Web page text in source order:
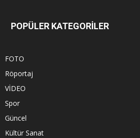
POPÜLER KATEGORİLER
FOTO
Röportaj
VİDEO
Spor
Güncel
Kültür Sanat